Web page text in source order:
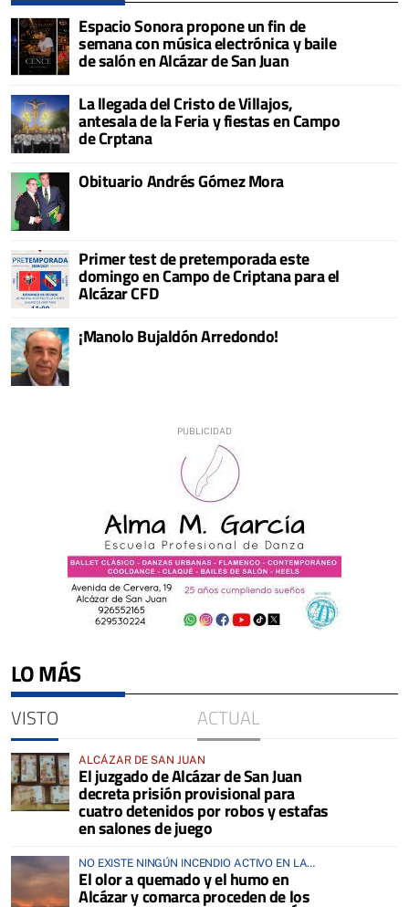
Espacio Sonora propone un fin de
semana con música electrónica y baile
de salón en Alcázar de San Juan
La llegada del Cristo de Villajos,
antesala de la Feria y fiestas en Campo
de Crptana
Obituario Andrés Gómez Mora
Primer test de pretemporada este
domingo en Campo de Criptana para el
Alcázar CFD
¡Manolo Bujaldón Arredondo!
LO MÁS
VISTO ACTUAL
ALCÁZAR DE SAN JUAN
El juzgado de Alcázar de San Juan
decreta prisión provisional para
cuatro detenidos por robos y estafas
en salones de juego
NO EXISTE NINGÚN INCENDIO ACTIVO EN LA
COMARCA
El olor a quemado y el humo en
Alcázar y comarca proceden de los